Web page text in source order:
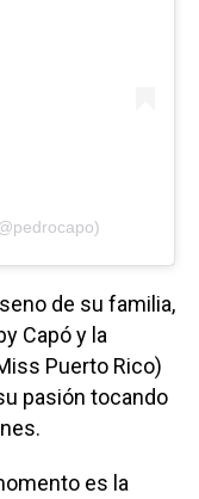
de su familia,
Capó y la
Puerto Rico)
pasión tocando
es la